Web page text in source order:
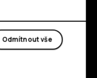
Discord
Odmítnout vše